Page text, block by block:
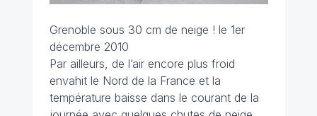
Grenoble sous 30 cm de neige ! le 1er
décembre 2010
Par ailleurs, de l’air encore plus froid
envahit le Nord de la France et la
température baisse dans le courant de la